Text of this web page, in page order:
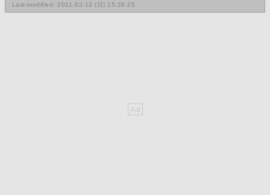
Last-modified: 2011-02-13 (日) 15:28:25